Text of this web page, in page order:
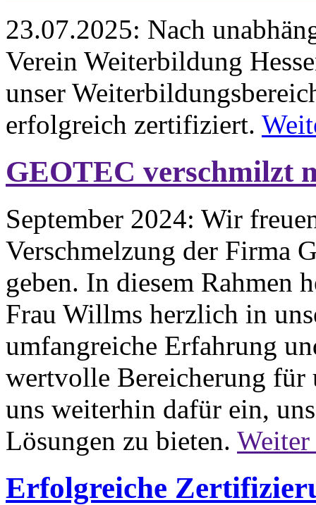
23.07.2025: Nach
Verein Weiterbildung
unser
erfolgreich zertifiziert.
GEOTEC verschmilzt
September 2024: Wir
Verschmelzung der Firma
geben. In diesem Rahmen
Frau Willms herzlich in
umfangreiche Erfahrung
wertvolle Bereicherung für
uns weiterhin dafür ein,
Lösungen zu bieten.
Erfolgreiche